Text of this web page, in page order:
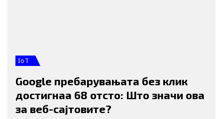
IoT
Google пребарувањата без клик
достигнаа 68 отсто: Што значи ова
за веб-сајтовите?